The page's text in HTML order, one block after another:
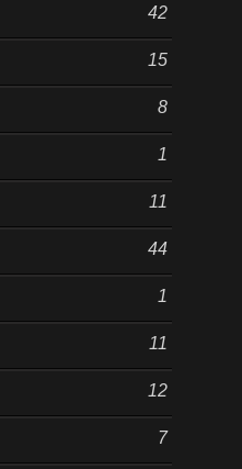
42
15
8
1
11
44
1
11
12
7